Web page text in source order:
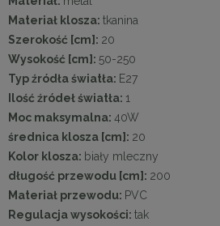
Materiał klosza: tkanina
Szerokość [cm]: 20
Wysokość [cm]: 50-250
Typ źródła światła: E27
Ilość źródeł światła: 1
Moc maksymalna: 40W
średnica klosza [cm]: 20
Kolor klosza: biały mleczny
długość przewodu [cm]: 200
Materiał przewodu: PVC
Regulacja wysokości: tak